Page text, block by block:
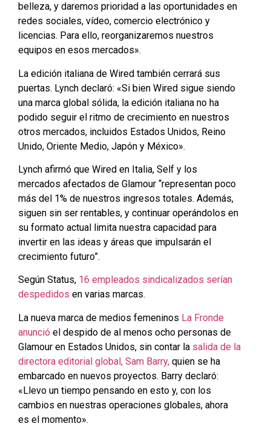
belleza, y daremos prioridad a las oportunidades en
redes sociales, vídeo, comercio electrónico y
licencias. Para ello, reorganizaremos nuestros
equipos en esos mercados».
La edición italiana de Wired también cerrará sus
puertas. Lynch declaró: «Si bien Wired sigue siendo
una marca global sólida, la edición italiana no ha
podido seguir el ritmo de crecimiento en nuestros
otros mercados, incluidos Estados Unidos, Reino
Unido, Oriente Medio, Japón y México».
Lynch afirmó que Wired en Italia, Self y los
mercados afectados de Glamour “representan poco
más del 1% de nuestros ingresos totales. Además,
siguen sin ser rentables, y continuar operándolos en
su formato actual limita nuestra capacidad para
invertir en las ideas y áreas que impulsarán el
crecimiento futuro”.
Según Status, 16 empleados sindicalizados serían
despedidos en varias marcas.
La nueva marca de medios femeninos La Fronde
anunció el despido de al menos ocho personas de
Glamour en Estados Unidos, sin contar la salida de la
directora editorial global, Sam Barry, quien se ha
embarcado en nuevos proyectos. Barry declaró:
«Llevo un tiempo pensando en esto y, con los
cambios en nuestras operaciones globales, ahora
es el momento».